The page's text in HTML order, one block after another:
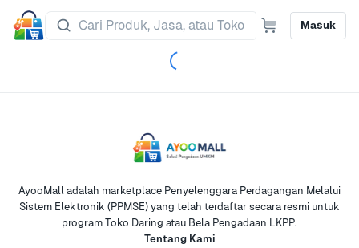
Masuk
AyooMall adalah marketplace Penyelenggara Perdagangan Melalui
Sistem Elektronik (PPMSE) yang telah terdaftar secara resmi untuk
program Toko Daring atau Bela Pengadaan LKPP.
Tentang Kami